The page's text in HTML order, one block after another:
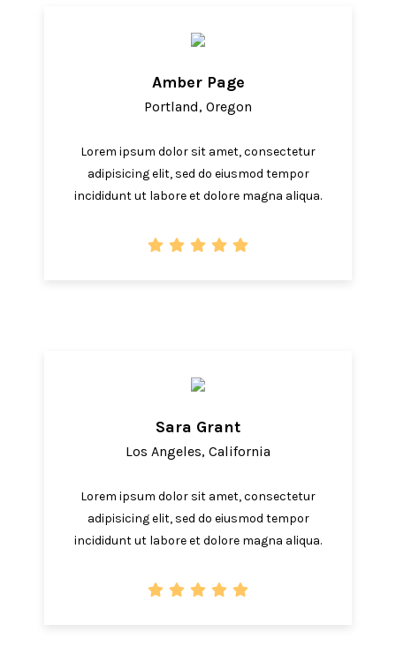
Amber Page
Portland, Oregon
Lorem ipsum dolor sit amet, consectetur
adipisicing elit, sed do eiusmod tempor
incididunt ut labore et dolore magna aliqua.
Sara Grant
Los Angeles, California
Lorem ipsum dolor sit amet, consectetur
adipisicing elit, sed do eiusmod tempor
incididunt ut labore et dolore magna aliqua.